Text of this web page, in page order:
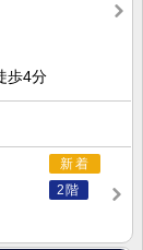
歩4分
新着
2階